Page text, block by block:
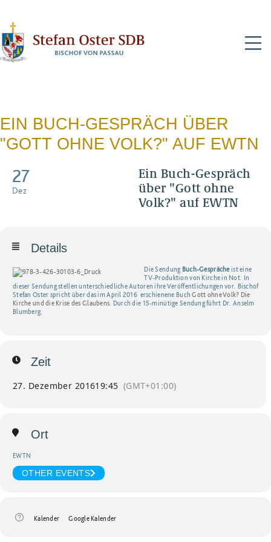
EIN BUCH-GESPRÄCH ÜBER
"GOTT OHNE VOLK?" AUF EWTN
27
Dez
Ein Buch-Gespräch
über "Gott ohne
Volk?" auf EWTN
Details
Die Sendung Buch-Gesprächeist eine
TV-Produktion von Kirche in Not. In
dieser Sendung stellen unterschiedliche Autoren ihre Veröffentlichungen vor. Bischof
Stefan Oster spricht über das im April 2016 erschienene BuchGott ohne Volk? Die
Kirche und die Krise des Glaubens. Durch die 15-minütige Sendung führt Dr. Anselm
Blumberg.
Zeit
27. Dezember 201619:45 (GMT+01:00)
Ort
EWTN
OTHER EVENTS
Kalender Google Kalender